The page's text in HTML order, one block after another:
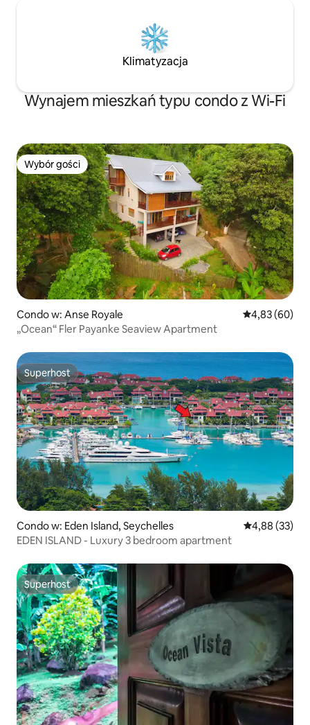
Klimatyzacja
Wynajem mieszkań typu condo z Wi-Fi
Wybór gości
Wybór gości
Condo w: Anse Royale Średnia
4,83 (60)
„Ocean“ Fler Payanke Seaview Apartment
Superhost
Superhost
Condo w: Eden Island, Seychelles Średnia
4,88 (33)
EDEN ISLAND - Luxury 3 bedroom apartment
Superhost
Superhost